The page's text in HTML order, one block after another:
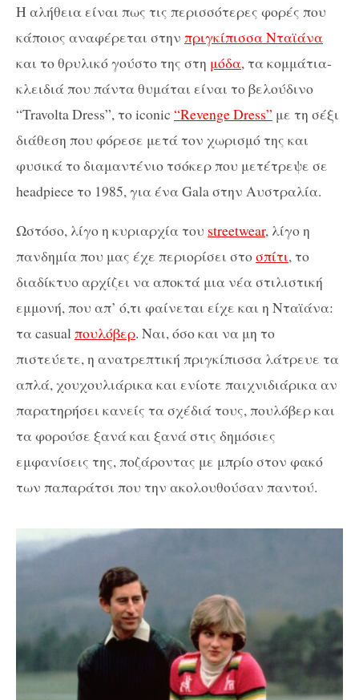
H αλήθεια είναι πως τις περισσότερες φορές που
κάποιος αναφέρεται στην πριγκίπισσα Νταϊάνα
και το θρυλικό γούστο της στη μόδα, τα κομμάτια-
κλειδιά που πάντα θυμάται είναι το βελούδινο
“Travolta Dress”, το iconic “Revenge Dress” με τη σέξι
διάθεση που φόρεσε μετά τον χωρισμό της και
φυσικά το διαμαντένιο τσόκερ που μετέτρεψε σε
headpiece το 1985, για ένα Gala στην Αυστραλία.
Ωστόσο, λίγο η κυριαρχία του streetwear, λίγο η
πανδημία που μας έχε περιορίσει στοσπίτι, το
διαδίκτυο αρχίζει να αποκτά μια νέα στιλιστική
εμμονή, που απ’ ό,τι φαίνεται είχε και η Νταϊάνα:
τα casualπουλόβερ. Ναι, όσο και να μη το
πιστεύετε, η ανατρεπτική πριγκίπισσα λάτρευε τα
απλά, χουχουλιάρικα και ενίοτε παιχνιδιάρικα αν
παρατηρήσει κανείς τα σχέδιά τους, πουλόβερ και
τα φορούσε ξανά και ξανά στις δημόσιες
εμφανίσεις της, ποζάροντας με μπρίο στον φακό
των παπαράτσι που την ακολουθούσαν παντού.